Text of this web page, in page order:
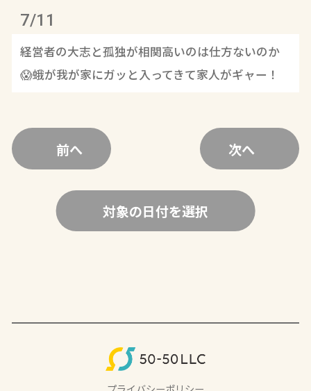
7/11
経営者の大志と孤独が相関高いのは仕方ないのか
😱蛾が我が家にガッと入ってきて家人がギャー！
前へ 次へ
対象の日付を選択